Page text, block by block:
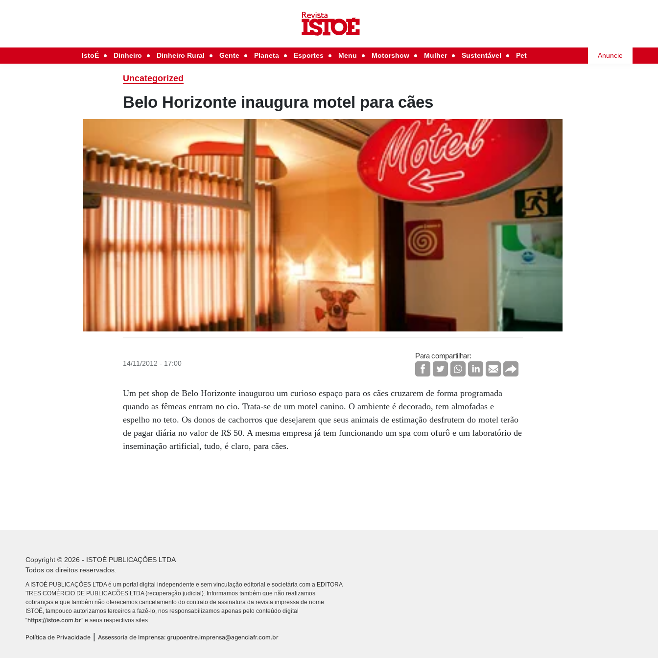
IstoÉ Dinheiro Dinheiro Rural Gente Planeta Esportes Menu Motorshow Mulher Sustentável Pet Anuncie
Uncategorized
Belo Horizonte inaugura motel para cães
14/11/2012 - 17:00
Para compartilhar:
Um pet shop de Belo Horizonte inaugurou um curioso espaço para os cães cruzarem de forma programada
quando as fêmeas entram no cio. Trata-se de um motel canino. O ambiente é decorado, tem almofadas e
espelho no teto. Os donos de cachorros que desejarem que seus animais de estimação desfrutem do motel terão
de pagar diária no valor de R$ 50. A mesma empresa já tem funcionando um spa com ofurô e um laboratório de
inseminação artificial, tudo, é claro, para cães.
Copyright © 2026 - ISTOÉ PUBLICAÇÕES LTDA
Todos os direitos reservados.
A ISTOÉ PUBLICAÇÕES LTDA é um portal digital independente e sem vinculação editorial e societária com a EDITORA
TRES COMÉRCIO DE PUBLICACÕES LTDA (recuperação judicial). Informamos também que não realizamos
cobranças e que também não oferecemos cancelamento do contrato de assinatura da revista impressa de nome
ISTOÉ, tampouco autorizamos terceiros a fazê-lo, nos responsabilizamos apenas pelo conteúdo digital
“https://istoe.com.br” e seus respectivos sites.
Política de Privacidade Assessoria de Imprensa: grupoentre.imprensa@agenciafr.com.br